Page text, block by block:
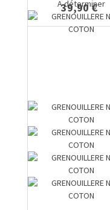
39,90 €
A déterminer